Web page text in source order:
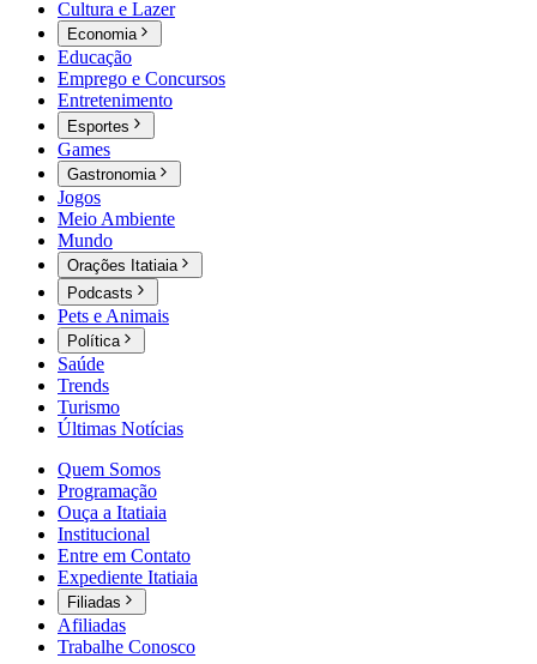
Cultura e Lazer
Economia
Educação
Emprego e Concursos
Entretenimento
Esportes
Games
Gastronomia
Jogos
Meio Ambiente
Mundo
Orações Itatiaia
Podcasts
Pets e Animais
Política
Saúde
Trends
Turismo
Últimas Notícias
Quem Somos
Programação
Ouça a Itatiaia
Institucional
Entre em Contato
Expediente Itatiaia
Filiadas
Afiliadas
Trabalhe Conosco